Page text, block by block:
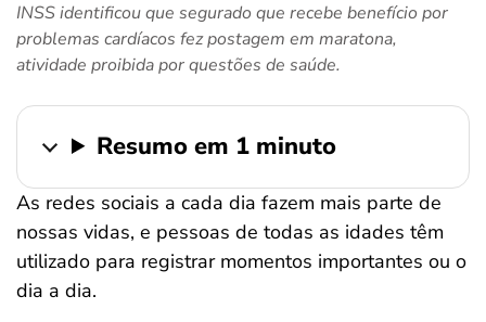
ferramentas
INSS identificou que segurado que recebe benefício por
problemas cardíacos fez postagem em maratona,
atividade proibida por questões de saúde.
Resumo em 1 minuto
As redes sociais a cada dia fazem mais parte de
nossas vidas, e pessoas de todas as idades têm
utilizado para registrar momentos importantes ou o
dia a dia.